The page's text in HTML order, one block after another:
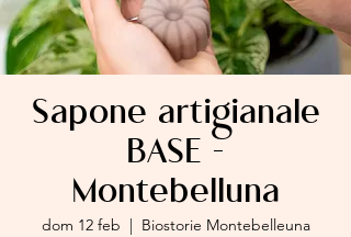
Sapone artigianale
BASE -
Montebelluna
dom 12 feb
Biostorie Montebelleuna